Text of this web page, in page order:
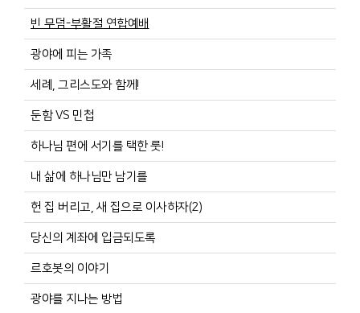
빈 무덤-부활절 연합예배
광야에 피는 가족
세례, 그리스도와 함께!
둔함 VS 민첩
하나님 편에 서기를 택한 룻!
내 삶에 하나님만 남기를
헌 집 버리고, 새 집으로 이사하자(2)
당신의 계좌에 입금되도록
르호봇의 이야기
광야를 지나는 방법